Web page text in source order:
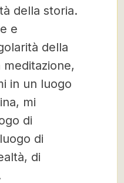
della storia.
e
della
in un luogo
mi
di
di
di